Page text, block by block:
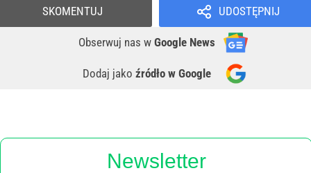
UDOSTĘPNIJ
Obserwuj nas w Google News
Dodaj jako źródło w Google
SKOMENTUJ
Newsletter